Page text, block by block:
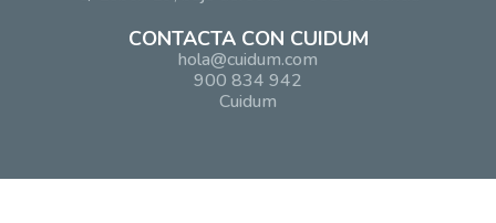
CONTACTA CON CUIDUM
hola@cuidum.com
900 834 942
Cuidum